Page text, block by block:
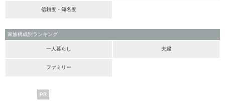
信頼度・知名度
家族構成別ランキング
一人暮らし 夫婦
ファミリー
PR